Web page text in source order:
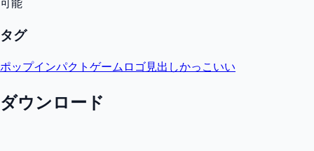
タグ
ポップインパクト ゲーム ロゴ見出しかっこいい
ダウンロード